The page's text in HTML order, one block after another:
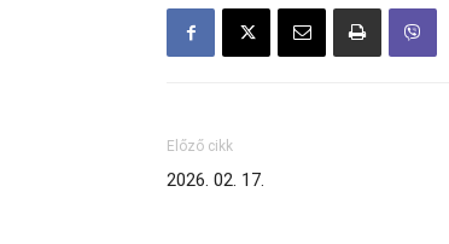
Előző cikk
2026. 02. 17.